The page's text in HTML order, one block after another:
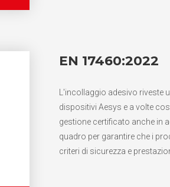
EN 17460:2022
L'incollaggio adesivo
dispositivi Aesys e a volte
gestione certificato anche in
quadro per garantire che i
criteri di sicurezza e